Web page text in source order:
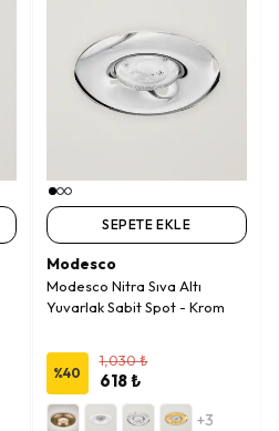
SEPETE EKLE
Modesco
Modesco Nitra Sıva Altı
Yuvarlak Sabit Spot - Krom
%40
1,030 ₺
618 ₺
+3